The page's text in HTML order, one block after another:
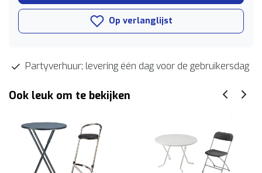
Op verlanglijst
Partyverhuur; levering één dag voor de gebruikersdag
Ook leuk om te bekijken